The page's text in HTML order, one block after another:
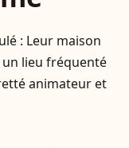
: Leur maison
un lieu fréquenté
animateur et